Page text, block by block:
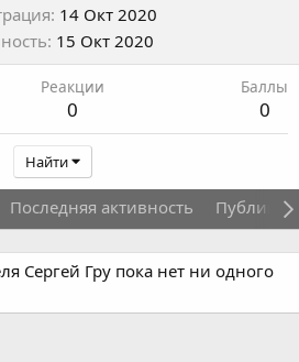
14 Окт 2020
15 Окт 2020
Реакции
0
Баллы
0
Найти
Последняя активность
Сергей Гру пока нет ни одного